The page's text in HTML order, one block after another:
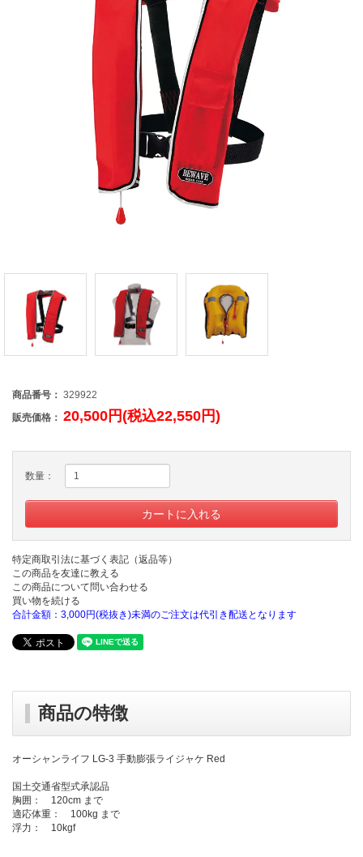
商品番号： 329922
販売価格： 20,500円(税込22,550円)
数量：
特定商取引法に基づく表記（返品等）
この商品を友達に教える
この商品について問い合わせる
買い物を続ける
合計金額：3,000円(税抜き)未満のご注文は代引き配送となります
商品の特徴
オーシャンライフ LG-3 手動膨張ライジャケ Red
国土交通省型式承認品
胸囲： 120cm まで
適応体重： 100kg まで
浮力： 10kgf